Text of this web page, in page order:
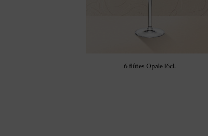
6 flûtes Opale 16cl.